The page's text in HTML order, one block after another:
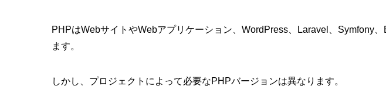
PHPはWebサイトやWebアプリケーション、WordPress、Laravel、Symfony
ます。
しかし、プロジェクトによって必要なPHPバージョンは異なります。